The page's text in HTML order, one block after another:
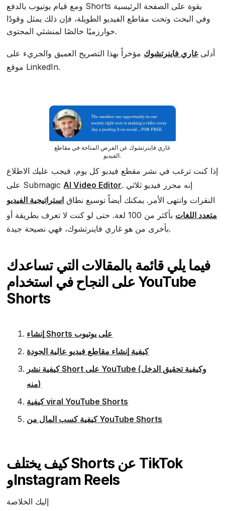
ومع قيام يوتيوب بالدفع Shorts بقوة على الصفحة الرئيسية
وفي البحث وتحت مقاطع الفيديو الطويلة، فإن ذلك يمثل وقودًا
خوارزميًا خالصًا لمنشئي المحتوى.
أدلىغاري فاينرتشوك مؤخراً بهذا التصريح العميق والجريء على
موقع LinkedIn.
غاري فاينرتشوك عن الفرص المتاحة في مقاطع
الفيديو.
إذا كنت ترغب في نشر مقطع فيديو كل يوم، فيجب عليك الاطلاع
على Submagic AI Video Editor. إنه محرر فيديو ثلاثي
النقرات وانتهى الأمر. يمكنك أيضاً توسيع نطاق استراتيجية الفيديو
متعدد اللغات
بأكثر من 100 لغة. حتى لو كنت لا تعرف بطريقة أو
بأخرى من هو غاري فاينرتشوك، فهي نصيحة جيدة.
فيما يلي قائمة بالمقالات التي تساعدك
على النجاح في استخدام YouTube
Shorts
إنشاء Shorts على يوتيوب
كيفية إنشاء مقاطع فيديو عالية الجودة
كيفية نشر Short على YouTube (وكيفية تحقيق الدخل
منه)
كيفية viral YouTube Shorts
كيفية كسب المال من YouTube Shorts
كيف يختلف Shorts عن TikTok
وInstagram Reels
إليك الخلاصة